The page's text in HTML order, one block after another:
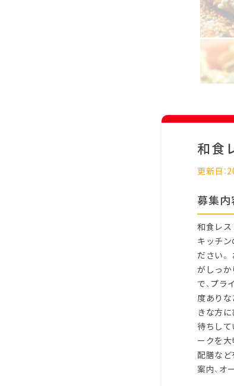
和食
更新日：
募集内
和食レス
キッチン
ださい。
がしっか
で、プラ
度ありな
きな方
待ちして
ークを大
配膳など
案内、オ